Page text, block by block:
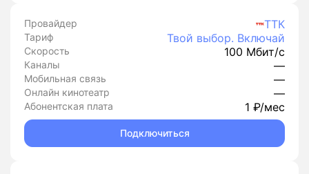
Провайдер ТТК
Тариф Твой выбор. Включай
Скорость 100 Мбит/с
Каналы —
Мобильная связь —
Онлайн кинотеатр —
Абонентская плата 1 ₽/мес
Подключиться